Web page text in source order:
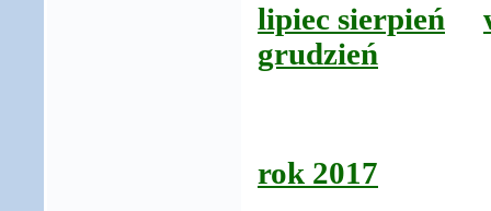
lipiec sierpień
grudzień
rok 2017